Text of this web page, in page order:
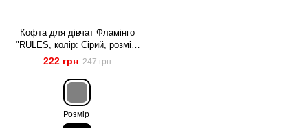
Кофта для дівчат Фламінго
"RULES, колір: Сірий, розмір:
158, арт. 964-342
222 грн 247 грн
Розмір